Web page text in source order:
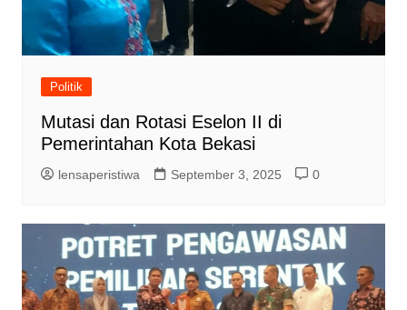
Politik
Mutasi dan Rotasi Eselon II di
Pemerintahan Kota Bekasi
lensaperistiwa September 3, 2025 0